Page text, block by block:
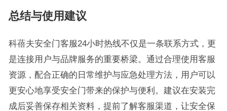
总结与使用建议
科蓓夫安全门客服24小时热线不仅是一条联系方式，更
是连接用户与品牌服务的重要桥梁。通过合理使用客服
资源，配合正确的日常维护与应急处理方法，用户可以
更安心地享受安全门带来的保护与便利。建议在安装完
成后妥善保存相关资料，提前了解客服渠道，让安全保